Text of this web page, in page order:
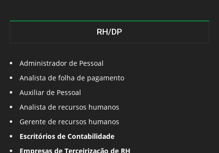
RH/DP
Administrador de Pessoal
Analista de folha de pagamento
Auxiliar de Pessoal
Analista de recursos humanos
Gerente de recursos humanos
Escritórios de Contabilidade
Empresas de Terceirização de RH